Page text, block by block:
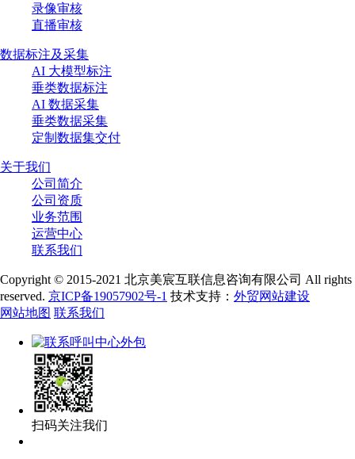
录像审核
直播审核
数据标注及采集
AI 大模型标注
垂类数据标注
AI 数据采集
垂类数据采集
定制数据集交付
关于我们
公司简介
公司资质
业务范围
运营中心
联系我们
Copyright © 2015-2021 北京美宸互联信息咨询有限公司 All rights
reserved. 京ICP备19057902号-1 技术支持： 外贸网站建设
网站地图 联系我们
扫码关注我们